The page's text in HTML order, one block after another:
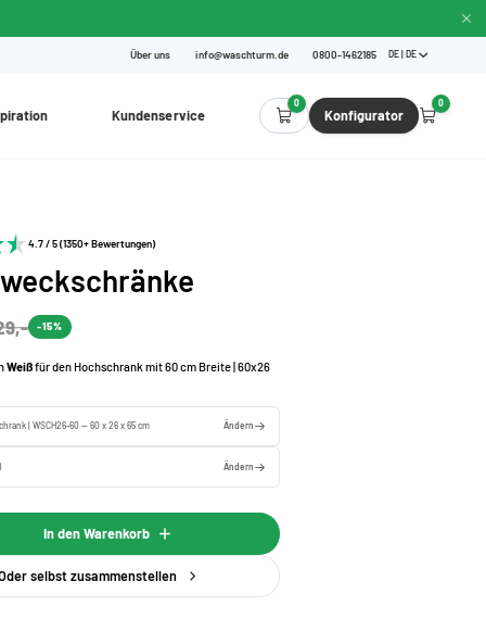
Über uns info@waschturm.de 0800-1462185 DE | DE
Kundenservice
0
Konfigurator
0
4.7 / 5 (1350+ Bewertungen)
-15%
Weißfür den Hochschrank mit 60 cm Breite | 60x26
| WSCH26-60 — 60 x 26 x 65 cm Ändern
Ändern
In den Warenkorb
selbst zusammenstellen